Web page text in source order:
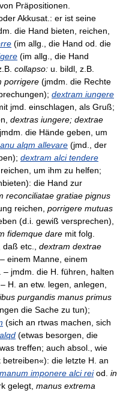
Präpositionen.
Akkusat.: er ist seine
die Hand bieten, reichen,
(im allg., die Hand od. die
(im allg., die Hand
collapso: u. bildl, z.B.
porrigere (jmdm. die Rechte
dextram iungere
jmd. einschlagen, als Gruß;
dextras iungere; dextrae
die Hände geben, um
alqm allevare (jmd., der
dextram alci tendere
um ihm zu helfen;
die Hand zur
reconciliatae gratiae pignus
reichen, porrigere mutuas
(d.i. gewiß versprechen),
fidemque dare mit folg.
etc., dextram dextrae
– einem Manne, einem
jmdm. die H. führen, halten
H. an etw. legen, anlegen,
purgandis manus primus
die Sache zu tun);
(sich an rtwas machen, sich
(etwas besorgen, die
treffen; auch absol., wie
die letzte H. an
imponere alci reiod. in
gelegt, manus extrema